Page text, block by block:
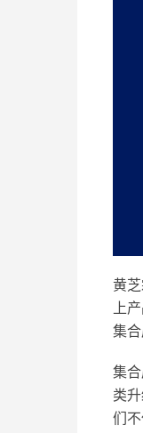
黄芝
上
集
集
类
们